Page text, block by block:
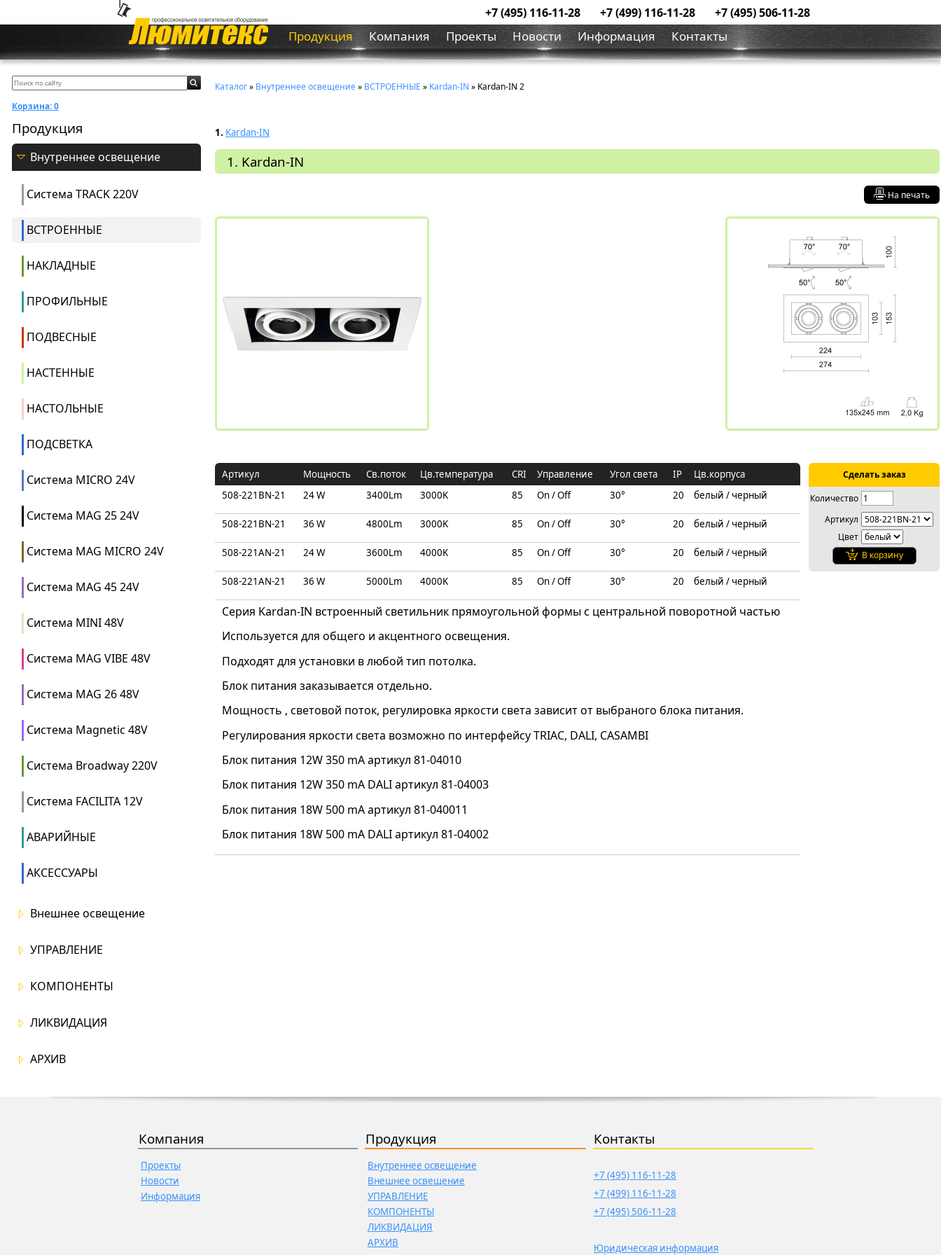
+7 (495) 116-11-28 +7 (499) 116-11-28 +7 (495) 506-11-28
Продукция Компания Проекты Новости Информация Контакты
Корзина:0
Продукция
Внутреннее освещение
Система ТRACK 220V
ВСТРОЕННЫЕ
НАКЛАДНЫЕ
ПРОФИЛЬНЫЕ
ПОДВЕСНЫЕ
НАСТЕННЫЕ
НАСТОЛЬНЫЕ
ПОДСВЕТКА
Система MICRO 24V
Система MAG 25 24V
Система MAG MICRO 24V
Система MAG 45 24V
Система MINI 48V
Система MAG VIBE 48V
Система MAG 26 48V
Система Magnetic 48V
Система Broadway 220V
Система FACILITA 12V
АВАРИЙНЫЕ
АКСЕССУАРЫ
Внешнее освещение
УПРАВЛЕНИЕ
КОМПОНЕНТЫ
ЛИКВИДАЦИЯ
АРХИВ
Каталог» Внутреннее освещение» ВСТРОЕННЫЕ » Kardan-IN » Kardan-IN 2
1. Kardan-IN
1. Kardan-IN
На печать
Артикул Мощность Св.поток Цв.температура CRI Управление Угол света IP
Цв.корпуса
508-221BN-21
24 W 3400Lm 3000K 85 On / Off 30° 20 белый / черный
508-221BN-21 36 W 4800Lm 3000K 85 On / Off 30° 20 белый / черный
508-221AN-21 24 W 3600Lm 4000K 85 On / Off 30° 20 белый / черный
508-221AN-21 36 W 5000Lm 4000K 85 On / Off 30° 20 белый / черный
Cерия Kardan-IN встроенный светильник прямоугольной формы с центральной поворотной частью
Используется для общего и акцентного освещения.
Подходят для установки в любой тип потолка.
Блок питания заказывается отдельно.
Мощность , световой поток, регулировка яркости света зависит от выбраного блока питания.
Регулирования яркости света возможно по интерфейсу TRIAC, DALI, CASAMBI
Блок питания 12W 350 mA артикул 81-04010
Блок питания 12W 350 mA DALI артикул 81-04003
Блок питания 18W 500 mA артикул 81-040011
Блок питания 18W 500 mA DALI артикул 81-04002
Сделать заказ
Количество
Артикул
Цвет
В корзину
Компания Продукция Контакты
Проекты
Новости
Информация
Внутреннее освещение
Внешнее освещение
УПРАВЛЕНИЕ
КОМПОНЕНТЫ
ЛИКВИДАЦИЯ
АРХИВ
+7 (495) 116-11-28
+7 (499) 116-11-28
+7 (495) 506-11-28
Юридическая информация